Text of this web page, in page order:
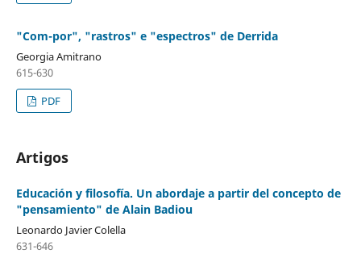
"Com-por", "rastros" e "espectros" de Derrida
Georgia Amitrano
615-630
PDF
Artigos
Educación y filosofía. Un abordaje a partir del concepto de
"pensamiento" de Alain Badiou
Leonardo Javier Colella
631-646